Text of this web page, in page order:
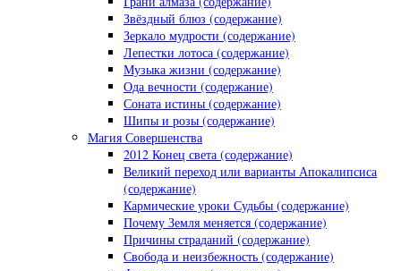
Звёздный блюз (содержание)
Зеркало мудрости (содержание)
Лепестки лотоса (содержание)
Музыка жизни (содержание)
Ода вечности (содержание)
Соната истины (содержание)
Шипы и розы (содержание)
Магия Совершенства
2012 Конец света (содержание)
Великий переход или варианты Апокалипсиса
(содержание)
Кармические уроки Судьбы (содержание)
Почему Земля меняется (содержание)
Причины страданий (содержание)
Свобода и неизбежность (содержание)